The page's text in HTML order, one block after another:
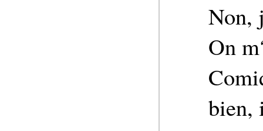
Non,
On
bien,